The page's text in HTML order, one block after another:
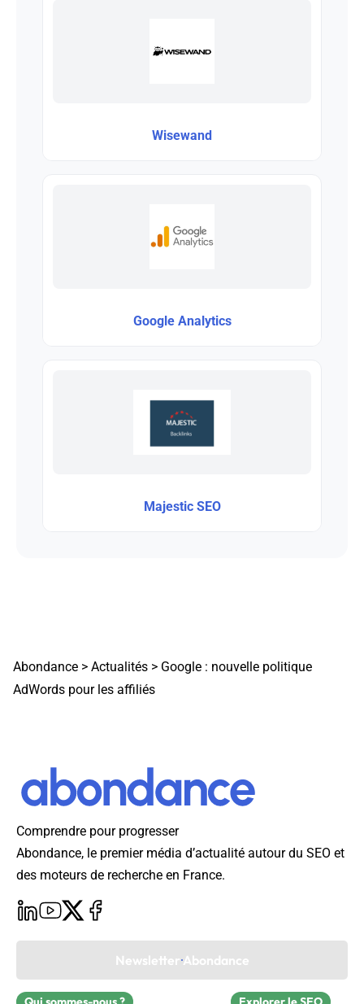
Wisewand
Google Analytics
Majestic SEO
Abondance > Actualités > Google : nouvelle politique
AdWords pour les affiliés
Comprendre pour progresser
Abondance, le premier média d’actualité autour du SEO et
des moteurs de recherche en France.
Newsletter Abondance